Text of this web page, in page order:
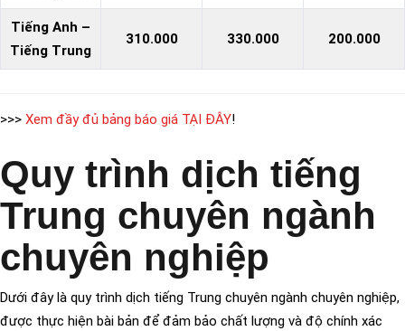
Tiếng Anh –
Tiếng Trung
310.000 330.000 200.000
>>> Xem đầy đủ bảng báo giá TẠI ĐÂY!
Quy trình dịch tiếng
Trung chuyên ngành
chuyên nghiệp
Dưới đây là quy trình dịch tiếng Trung chuyên ngành chuyên nghiệp,
được thực hiện bài bản để đảm bảo chất lượng và độ chính xác